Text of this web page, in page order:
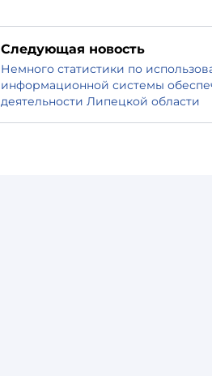
Следующая новость
Немного статистики по
информационной системы
деятельности Липецкой области